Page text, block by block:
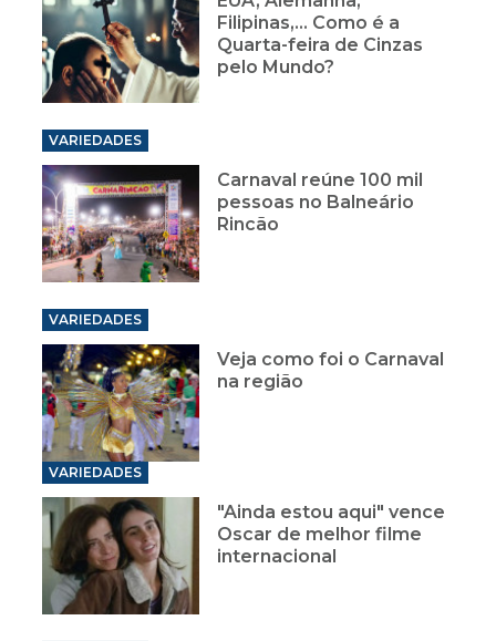
Filipinas,... Como é a
Quarta-feira de Cinzas
pelo Mundo?
VARIEDADES
Carnaval reúne 100 mil
pessoas no Balneário
Rincão
VARIEDADES
Veja como foi o Carnaval
na região
VARIEDADES
"Ainda estou aqui" vence
Oscar de melhor filme
internacional